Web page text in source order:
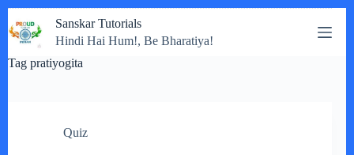
to
content
Sanskar Tutorials
Hindi Hai Hum!, Be Bharatiya!
Tag pratiyogita
Quiz